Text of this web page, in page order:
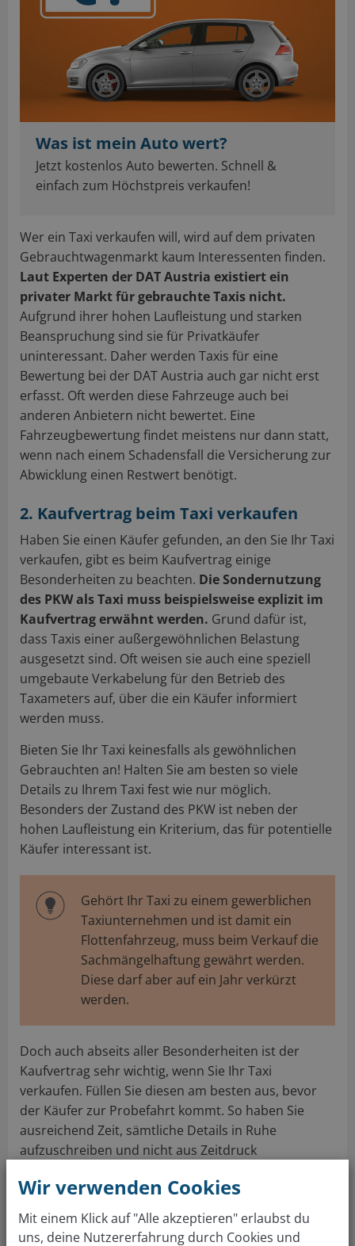
Was ist mein Auto wert?
Jetzt kostenlos Auto bewerten. Schnell &
einfach zum Höchstpreis verkaufen!
Wer ein Taxi verkaufen will, wird auf dem privaten
Gebrauchtwagenmarkt kaum Interessenten finden.
Laut Experten der DAT Austria existiert ein
privater Markt für gebrauchte Taxis nicht.
Aufgrund ihrer hohen Laufleistung und starken
Beanspruchung sind sie für Privatkäufer
uninteressant. Daher werden Taxis für eine
Bewertung bei der DAT Austria auch gar nicht erst
erfasst. Oft werden diese Fahrzeuge auch bei
anderen Anbietern nicht bewertet. Eine
Fahrzeugbewertung findet meistens nur dann statt,
wenn nach einem Schadensfall die Versicherung zur
Abwicklung einen Restwert benötigt.
2. Kaufvertrag beim Taxi verkaufen
Haben Sie einen Käufer gefunden, an den Sie Ihr Taxi
verkaufen, gibt es beim Kaufvertrag einige
Besonderheiten zu beachten. Die Sondernutzung
des PKW als Taxi muss beispielsweise explizit im
Kaufvertrag erwähnt werden. Grund dafür ist,
dass Taxis einer außergewöhnlichen Belastung
ausgesetzt sind. Oft weisen sie auch eine speziell
umgebaute Verkabelung für den Betrieb des
Taxameters auf, über die ein Käufer informiert
werden muss.
Bieten Sie Ihr Taxi keinesfalls als gewöhnlichen
Gebrauchten an! Halten Sie am besten so viele
Details zu Ihrem Taxi fest wie nur möglich.
Besonders der Zustand des PKW ist neben der
hohen Laufleistung ein Kriterium, das für potentielle
Käufer interessant ist.
Gehört Ihr Taxi zu einem gewerblichen
Taxiunternehmen und ist damit ein
Flottenfahrzeug, muss beim Verkauf die
Sachmängelhaftung gewährt werden.
Diese darf aber auf ein Jahr verkürzt
werden.
Doch auch abseits aller Besonderheiten ist der
Kaufvertrag sehr wichtig, wenn Sie Ihr Taxi
verkaufen. Füllen Sie diesen am besten aus, bevor
der Käufer zur Probefahrt kommt. So haben Sie
ausreichend Zeit, sämtliche Details in Ruhe
aufzuschreiben und nicht aus Zeitdruck
Kostenlose Fahrzeugbewertung in
nur einem Schritt
Wir verwenden Cookies
Mit einem Klick auf "Alle akzeptieren" erlaubst du
uns, deine Nutzererfahrung durch Cookies und